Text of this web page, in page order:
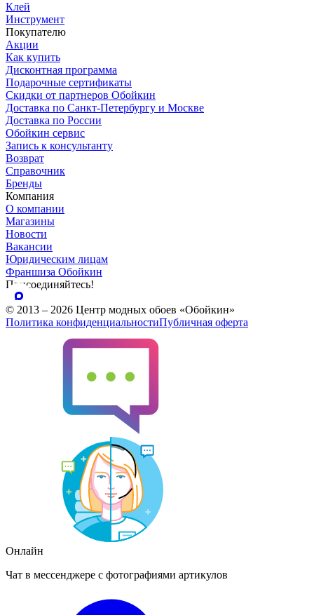
Клей
Инструмент
Покупателю
Акции
Как купить
Дисконтная программа
Подарочные сертификаты
Скидки от партнеров Обойкин
Доставка по Санкт-Петербургу и Москве
Доставка по России
Обойкин сервис
Запись к консультанту
Возврат
Справочник
Бренды
Компания
О компании
Магазины
Новости
Вакансии
Юридическим лицам
Франшиза Обойкин
Присоединяйтесь!
© 2013 – 2026 Центр модных обоев «Обойкин»
Политика конфиденциальностиПубличная оферта
Онлайн
Чат в мессенджере с фотографиями артикулов